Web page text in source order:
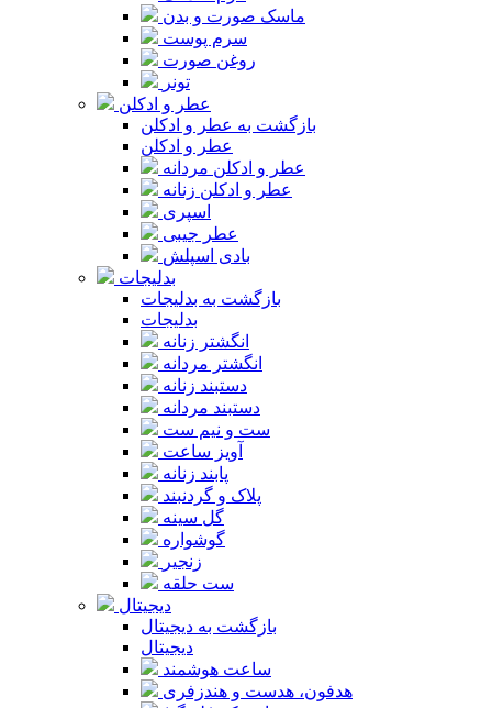
ماسک صورت و بدن
سرم پوست
روغن صورت
تونر
عطر و ادکلن
بازگشت به عطر و ادکلن
عطر و ادکلن
عطر و ادکلن مردانه
عطر و ادکلن زنانه
اسپری
عطر جیبی
بادی اسپلش
بدلیجات
بازگشت به بدلیجات
بدلیجات
انگشتر زنانه
انگشتر مردانه
دستبند زنانه
دستبند مردانه
ست و نیم ست
آویز ساعت
پابند زنانه
پلاک و گردنبند
گل سینه
گوشواره
زنجیر
ست حلقه
دیجیتال
بازگشت به دیجیتال
دیجیتال
ساعت هوشمند
هدفون، هدست و هندزفری